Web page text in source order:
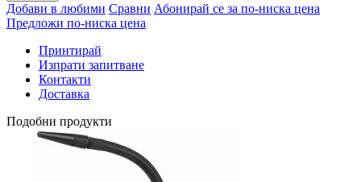
Добави в любими Сравни Абонирай се за по-ниска цена
Предложи по-ниска цена
Принтирай
Изпрати запитване
Контакти
Доставка
Подобни продукти